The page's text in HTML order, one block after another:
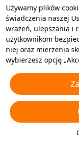
Używamy plików
świadczenia naszej
wrażeń, ulepszania i
użytkownikom
niej oraz mierzenia
wybierzesz opcję
oraz podobnych
reklamowych.
aby odrzucić
plików cookie, które
klikając opcję
chwili w